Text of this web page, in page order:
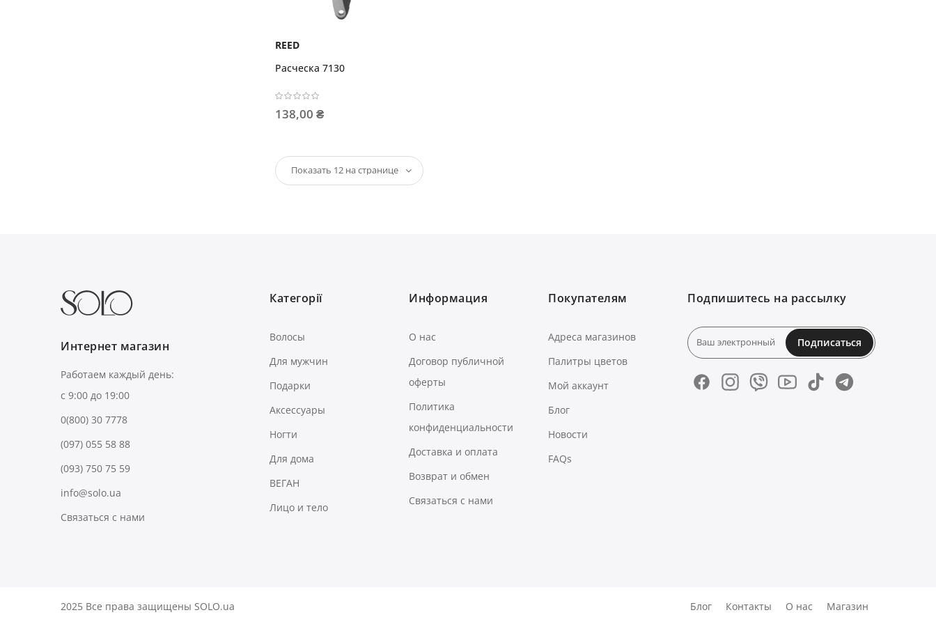
REED
Расческа 7130
138,00 ₴
Интернет магазин
Работаем каждый день:
с 9:00 до 19:00
0(800) 30 7778
(097) 055 58 88
(093) 750 75 59
info@solo.ua
Связаться с нами
Категорії
Волосы
Для мужчин
Подарки
Аксессуары
Ногти
Для дома
ВЕГАН
Лицо и тело
Информация
О нас
Договор публичной
оферты
Политика
конфиденциальности
Доставка и оплата
Возврат и обмен
Связаться с нами
Покупателям
Адреса магазинов
Палитры цветов
Мой аккаунт
Блог
Новости
FAQs
Подпишитесь на рассылку
Подписаться
2025 Все права защищены SOLO.ua Магазин
О нас
Контакты
Блог